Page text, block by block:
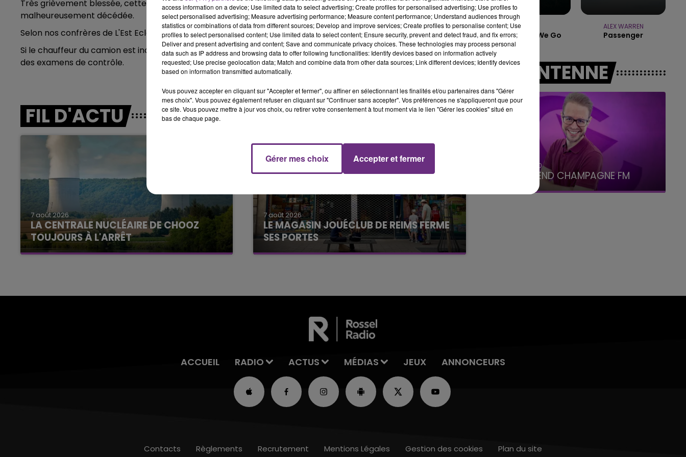
7h00 - 12h00
LE WEEK-END CHAMPAGNE FM
16h00 - 20h00
LE WEEK-END CHAMPAGNE FM
7h00 - 12h00
LE WEEK-END CHAMPAGNE FM
Très grièvement blessée, cette femme de 81 ans a été héliportée vers le CHU de Reims, où elle est
malheureusement décédée.
Selon nos confrères de L'Est Eclair, un malaise pourrait être à l’origine de cet accident.
Si le chauffeur du camion est indemne, le conducteur du fourgon a été transporté à l’hôpital de Troyes pour
des examens de contrôle.
FIL D'ACTU
7 août 2026
LA CENTRALE NUCLÉAIRE DE CHOOZ
TOUJOURS À L'ARRÊT
Cela fait déjà une semaine que la centrale
7 août 2026
LE MAGASIN JOUÉCLUB DE REIMS FERME
SES PORTES
C'était l'une des institutions du centre-ville
KALEO
Way Down We Go
ALEX WARREN
Passenger
A L'ANTENNE
FM LE WEEK-END CHAMPAGNE FM LE WEEK-END CHAMPAGNE FM
16h00 - 20h00
LE WEEK-END CHAMPAGNE FM
ACCUEIL RADIO ACTUS MÉDIAS JEUX ANNONCEURS
Contacts Règlements Recrutement Mentions Légales Gestion des cookies Plan du site
access information on a device; Use limited data to select advertising; Create profiles for personalised advertising; Use profiles to
select personalised advertising; Measure advertising performance; Measure content performance; Understand audiences through
statistics or combinations of data from different sources; Develop and improve services; Create profiles to personalise content; Use
profiles to select personalised content; Use limited data to select content; Ensure security, prevent and detect fraud, and fix errors;
Deliver and present advertising and content; Save and communicate privacy choices. These technologies may process personal
data such as IP address and browsing data to offer following functionalities: Identify devices based on information actively
requested; Use precise geolocation data; Match and combine data from other data sources; Link different devices; Identify devices
based on information transmitted automatically.
Vous pouvez accepter en cliquant sur "Accepter et fermer", ou affiner en sélectionnant les finalités et/ou partenaires dans "Gérer
mes choix". Vous pouvez également refuser en cliquant sur "Continuer sans accepter". Vos préférences ne s'appliqueront que pour
ce site. Vous pouvez mettre à jour vos choix, ou retirer votre consentement à tout moment via le lien "Gérer les cookies" situé en
bas de chaque page.
Gérer mes choix Accepter et fermer